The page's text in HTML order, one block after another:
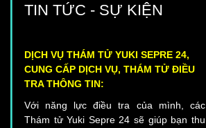
TIN TỨC - SỰ KIỆN
CUNG CẤP DỊCH VỤ, THÁM TỬ ĐIỀU
TRA THÔNG TIN:
Thám tử Yuki Sepre 24 sẽ giúp bạn thu
thập, cập nhật thông tin theo yêu cầu và